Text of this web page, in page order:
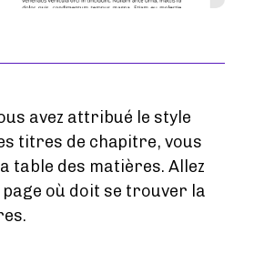
avez attribué le style
titres de chapitre, vous
table des matières. Allez
où doit se trouver la